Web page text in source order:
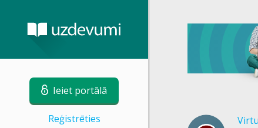
Ieiet portālā
Reģistrēties